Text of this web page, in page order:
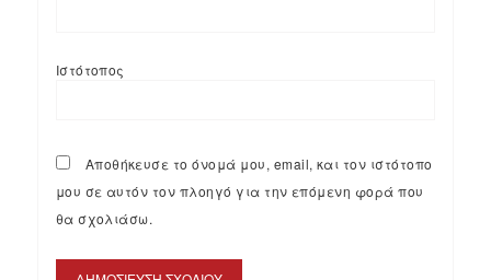
Ιστότοπος
Αποθήκευσε το όνομά μου, email, και τον ιστότοπο
μου σε αυτόν τον πλοηγό για την επόμενη φορά που
θα σχολιάσω.